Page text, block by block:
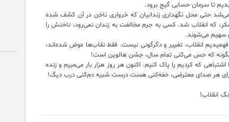
تا سرمان حسابی گیج برود.
حتی محل نگهداری زندانیان که خرواری ناخن در آن کشف شده
که انقلاب شد. کسی به جرم مخالفت به زندان نمی‌رود، ناخنش را
سهیم می‌‌شوند.
انقلاب، تغییر و دگرگونی نیست. فقط نقاب‌ها عوض شده‌اند،
که حس می‌کنی تمام سال، جشن هالوین است!
که کردیم را پاک کنیم. اکنون هر روز هزار بار می‌میرم و زنده
هر صدای معترضی، خفه‌کنی هست درست شبیه دم‌کنی درب دیگ!
انقلاب!